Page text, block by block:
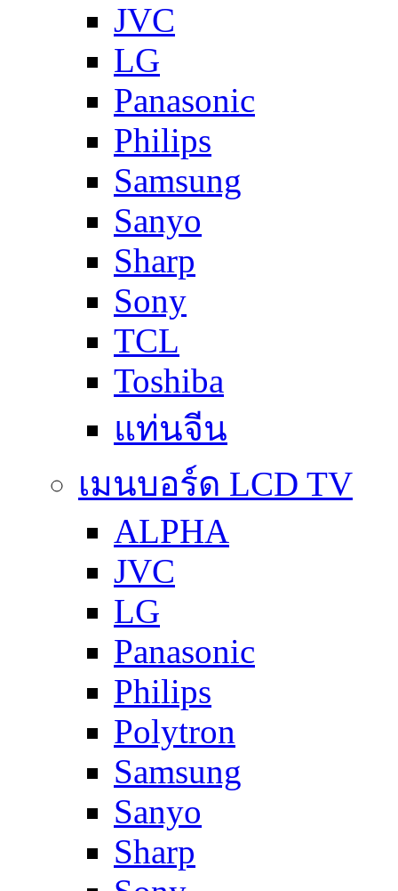
JVC
LG
Panasonic
Philips
Samsung
Sanyo
Sharp
Sony
TCL
Toshiba
แท่นจีน
เมนบอร์ด LCD TV
ALPHA
JVC
LG
Panasonic
Philips
Polytron
Samsung
Sanyo
Sharp